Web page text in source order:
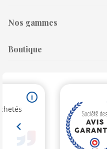
Nos gammes
Boutique